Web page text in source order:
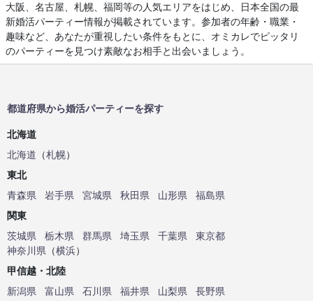
大阪、名古屋、札幌、福岡等の人気エリアをはじめ、日本全国の最
新婚活パーティー情報が掲載されています。参加者の年齢・職業・
趣味など、あなたが重視したい条件をもとに、オミカレでピッタリ
のパーティーを見つけ素敵なお相手と出会いましょう。
都道府県から婚活パーティーを探す
北海道
北海道 （札幌）
東北
青森県
岩手県 宮城県 秋田県 山形県
福島県
関東
茨城県
栃木県 群馬県 埼玉県 千葉県
東京都
神奈川県 （横浜）
甲信越・北陸
新潟県
富山県 石川県 福井県 山梨県
長野県